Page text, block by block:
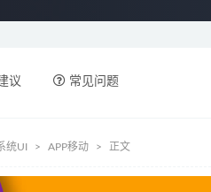
议 常见问题
统UI APP移动 正文